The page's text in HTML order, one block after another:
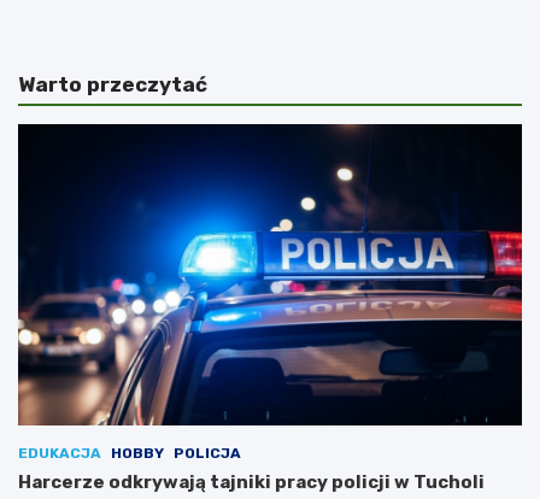
Warto przeczytać
EDUKACJA HOBBY POLICJA
Harcerze odkrywają tajniki pracy policji w Tucholi